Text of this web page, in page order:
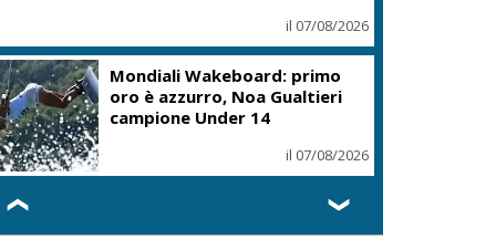
il 07/08/2026
Mondiali Wakeboard: primo
oro è azzurro, Noa Gualtieri
campione Under 14
il 07/08/2026
❮ ❯